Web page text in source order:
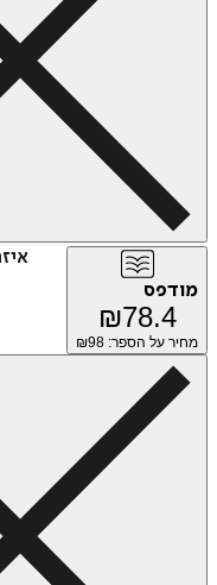
מודפס
₪78.4
מחיר על הספר: ₪ 98